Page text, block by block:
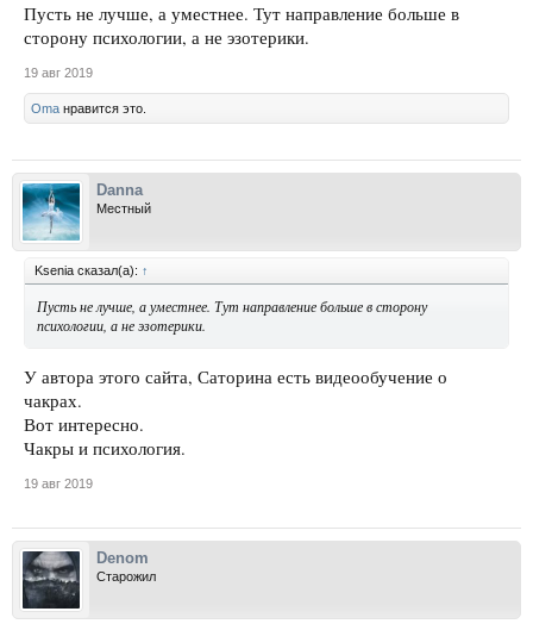
Пусть не лучше, а уместнее. Тут направление больше в
сторону психологии, а не эзотерики.
19 авг 2019
Oma нравится это.
Danna
Местный
Ksenia сказал(а): ↑
Пусть не лучше, а уместнее. Тут направление больше в сторону
психологии, а не эзотерики.
У автора этого сайта, Саторина есть видеообучение о
чакрах.
Вот интересно.
Чакры и психология.
19 авг 2019
Denom
Старожил